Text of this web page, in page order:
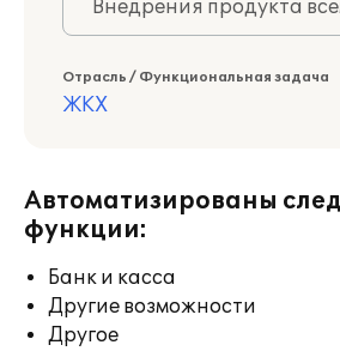
Внедрения продукта
Отрасль / Функциональная задача
ЖКХ
Автоматизированы
функции:
Банк и касса
Другие возможности
Другое